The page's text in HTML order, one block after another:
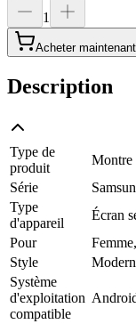
1
Acheter maintenant
Description
Type de
produit
Montre
Série
Type
d'appareil
Écran
Pour
Style
Système
d'exploitation
compatible